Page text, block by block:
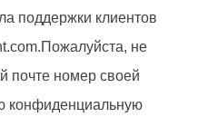
поддержки клиентов
.Пожалуйста, не
почте номер своей
конфиденциальную